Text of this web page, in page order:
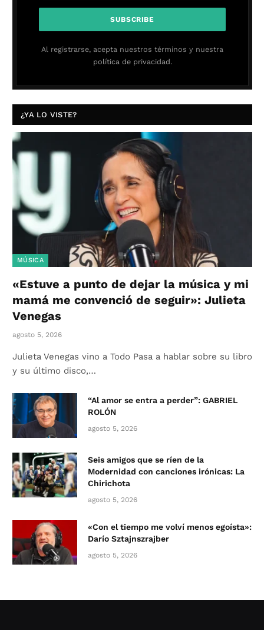
Al registrarse, acepta nuestros términos y nuestra
política de privacidad.
¿YA LO VISTE?
MÚSICA
«Estuve a punto de dejar la música y mi
mamá me convenció de seguir»: Julieta
Venegas
agosto 5, 2026
Julieta Venegas vino a Todo Pasa a hablar sobre su libro
y su último disco,…
“Al amor se entra a perder”: GABRIEL
ROLÓN
agosto 5, 2026
Seis amigos que se ríen de la
Modernidad con canciones irónicas: La
Chirichota
agosto 5, 2026
«Con el tiempo me volví menos egoísta»:
Darío Sztajnszrajber
agosto 5, 2026